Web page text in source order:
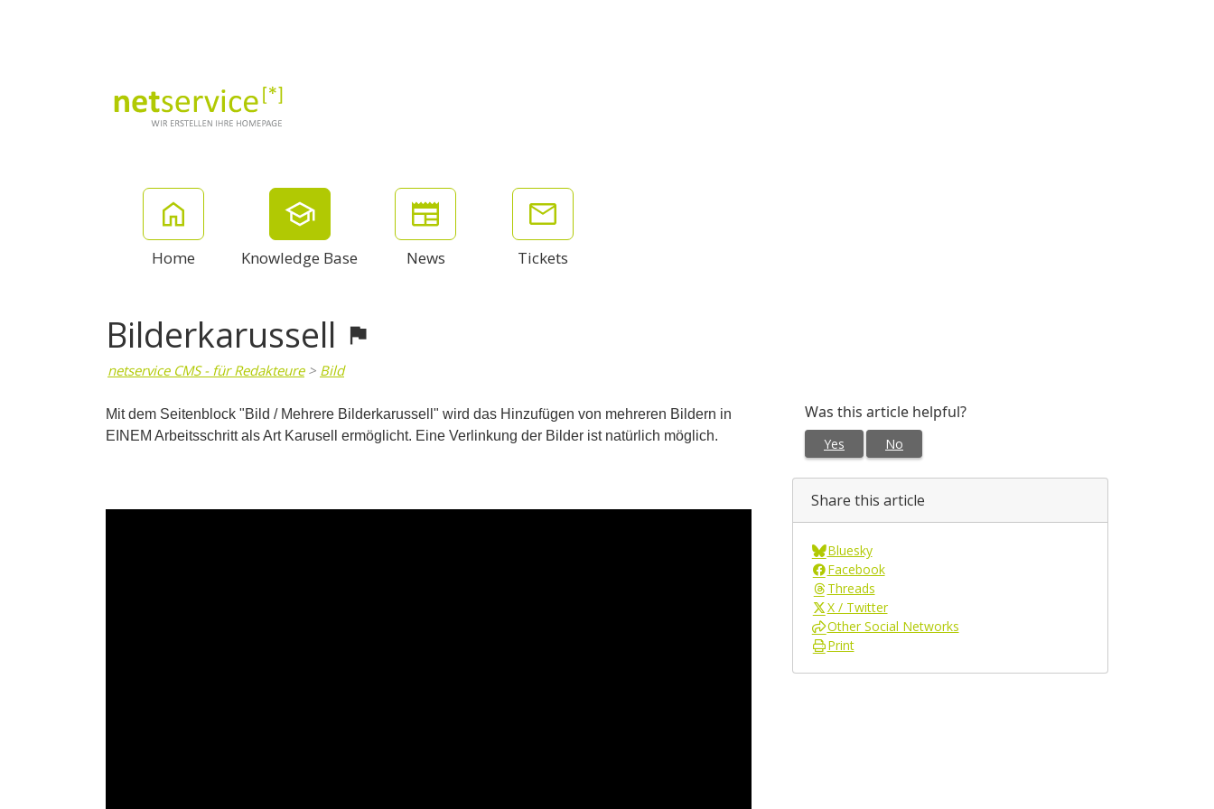
Home Knowledge Base News Tickets
Bilderkarussell
netservice CMS - für Redakteure> Bild
Mit dem Seitenblock "Bild / Mehrere Bilderkarussell" wird das Hinzufügen von mehreren Bildern in
EINEM Arbeitsschritt als Art Karusell ermöglicht. Eine Verlinkung der Bilder ist natürlich möglich.
Was this article helpful?
Yes
No
Share this article
Bluesky
Facebook
Threads
X / Twitter
Other Social Networks
Print